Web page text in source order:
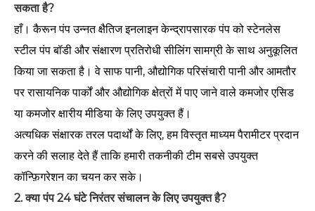
सकता है?
हाँ। कैरून पंप उन्नत क्षैतिज इनलाइन केन्द्रापसारक पंप को स्टेनलेस
स्टील पंप बॉडी और संक्षारण प्रतिरोधी सीलिंग सामग्री के साथ अनुकूलित
किया जा सकता है। वे साफ पानी, औद्योगिक परिसंचारी पानी और आमतौर
पर रासायनिक पार्कों और औद्योगिक क्षेत्रों में पाए जाने वाले कमजोर एसिड
या कमजोर क्षारीय मीडिया के लिए उपयुक्त हैं।
अत्यधिक संक्षारक तरल पदार्थों के लिए, हम विस्तृत माध्यम पैरामीटर प्रदान
करने की सलाह देते हैं ताकि हमारी तकनीकी टीम सबसे उपयुक्त
कॉन्फ़िगरेशन का चयन कर सके।
2. क्या पंप 24 घंटे निरंतर संचालन के लिए उपयुक्त है?